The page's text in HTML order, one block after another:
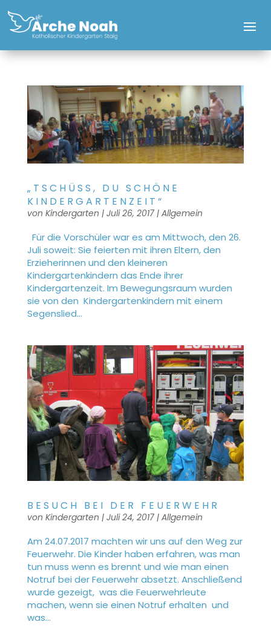
„TSCHÜSS, DU SCHÖNE
KINDERGARTENZEIT“
von Kindergarten | Juli 26, 2017| Allgemein
Für die Vorschüler war es am Mittwoch, den 26.
Juli soweit: Sie feierten mit ihren Eltern, den
Erzieherinnen und den kleineren
Kindergartenkindern das Ende ihrer
Kindergartenzeit. Im Bewegungsraum wurden
sie von den Kindergartenkindern mit einem
Segenslied...
BESUCH BEI DER FEUERWEHR
von Kindergarten | Juli 24, 2017| Allgemein
Am 24.07.2017 machten wir uns auf den Weg zur
Feuerwehr. Die Kinder haben erfahren, was man
tun muss wenn es brennt und wie man einen
Notruf bei der Feuerwehr absetzt. Anschließend
wurde gezeigt, was die Feuerwehrleute
machen, wenn sie einen Notruf erhalten und
was...